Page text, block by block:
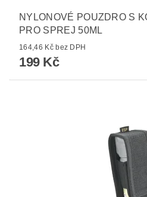
NYLONOVÉ POUZDRO S
PRO SPREJ 50ML
164,46 Kč bez DPH
199 Kč